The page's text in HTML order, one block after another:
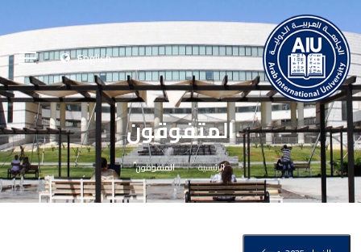
English
المتفوقون
الرئيسية المتفوقون